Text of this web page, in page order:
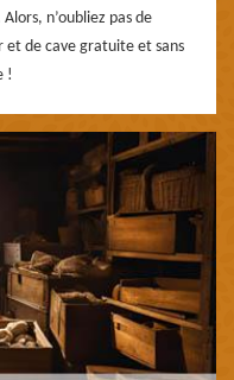
n’oubliez pas de
et de cave gratuite et sans
!